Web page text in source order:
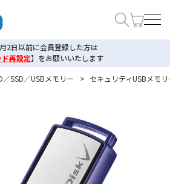
2日以前に会員登録した方は
再設定】 をお願いいたします
／SSD／USBメモリー > セキュリティUSBメモ